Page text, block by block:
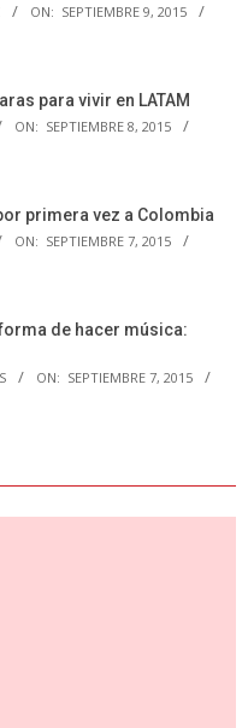
ON: SEPTIEMBRE 9, 2015
para vivir en LATAM
ON: SEPTIEMBRE 8, 2015
primera vez a Colombia
ON: SEPTIEMBRE 7, 2015
de hacer música:
ON: SEPTIEMBRE 7, 2015